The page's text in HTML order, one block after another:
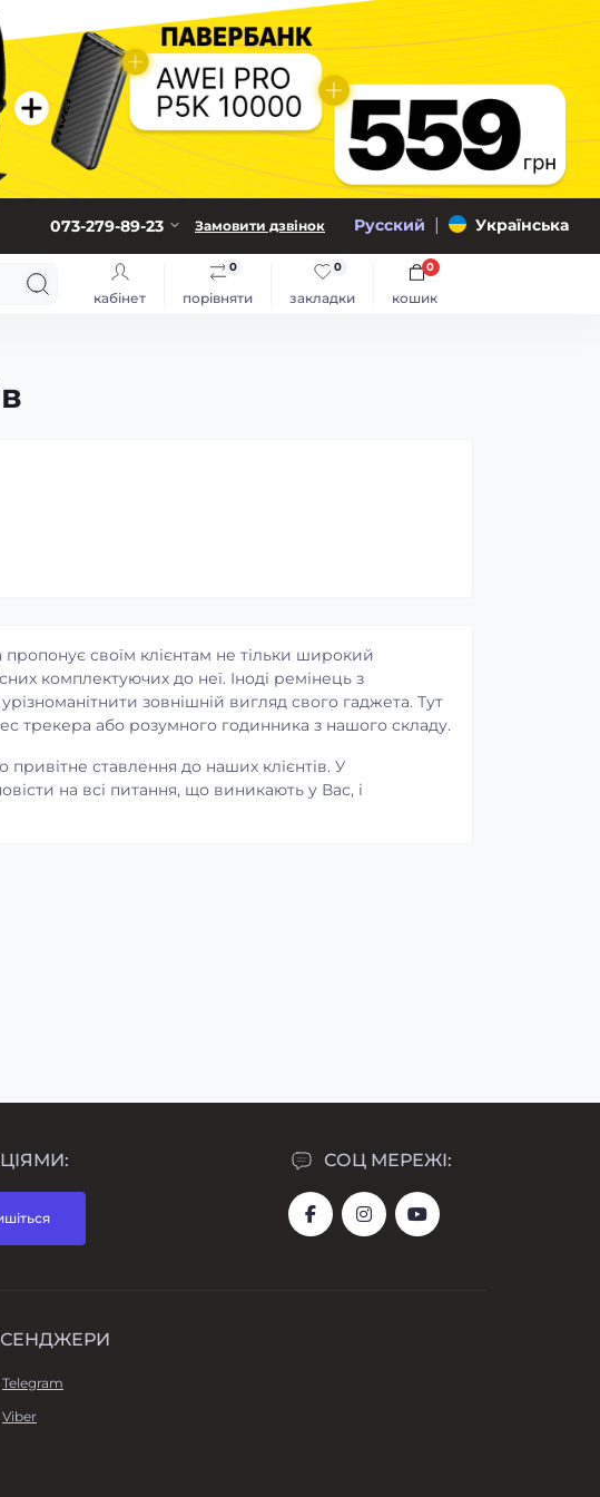
073-279-89-23 Замовити дзвінок Русский | Українська
кабінет порівняти
0
закладки
0
кошик
0
-17%
пропонує своїм клієнтам не тільки широкий
комплектуючих до неї. Іноді ремінець з
зовнішній вигляд свого гаджета. Тут
трекера або розумного годинника з нашого складу.
ставлення до наших клієнтів. У
на всі питання, що виникають у Вас, і
СОЦ МЕРЕЖІ:
Telegram
Viber